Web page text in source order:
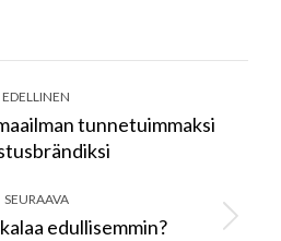
EDELLINEN
Previous
post:
tunnetuimmaksi
SEURAAVA
Next
edullisemmin?